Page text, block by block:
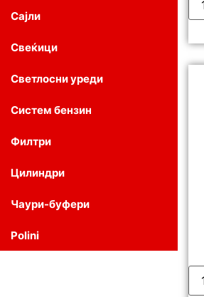
Сајли
Свеќици
Светлосни уреди
Систем бензин
Филтри
Цилиндри
Чаури-буфери
Polini